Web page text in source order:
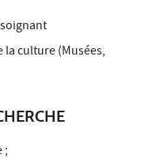
culture (Musées,
;